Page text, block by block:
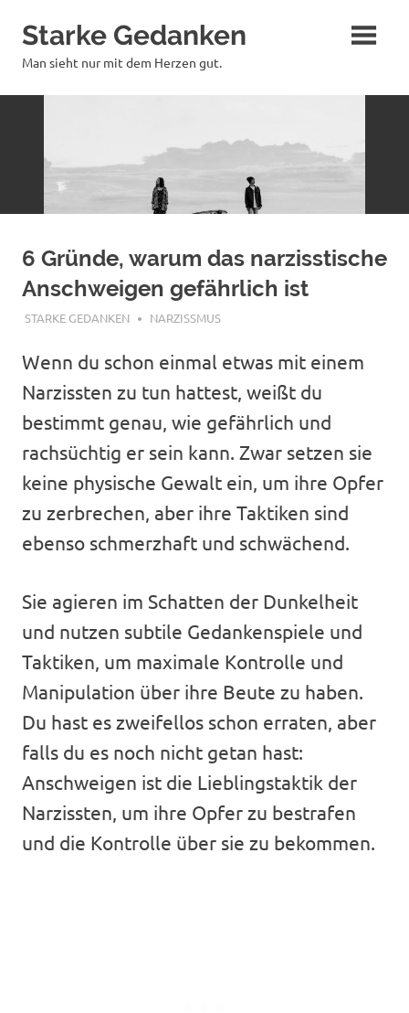
Inhalt
springen
Starke Gedanken
Man sieht nur mit dem Herzen gut.
6 Gründe, warum das narzisstische
Anschweigen gefährlich ist
SEPTEMBER 23, 2023
STARKE GEDANKEN NARZISSMUS
Wenn du schon einmal etwas mit einem
Narzissten zu tun hattest, weißt du
bestimmt genau, wie gefährlich und
rachsüchtig er sein kann. Zwar setzen sie
keine physische Gewalt ein, um ihre Opfer
zu zerbrechen, aber ihre Taktiken sind
ebenso schmerzhaft und schwächend.
Sie agieren im Schatten der Dunkelheit
und nutzen subtile Gedankenspiele und
Taktiken, um maximale Kontrolle und
Manipulation über ihre Beute zu haben.
Du hast es zweifellos schon erraten, aber
falls du es noch nicht getan hast:
Anschweigen ist die Lieblingstaktik der
Narzissten, um ihre Opfer zu bestrafen
und die Kontrolle über sie zu bekommen.